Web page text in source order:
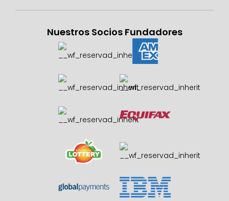
Nuestros Socios Fundadores